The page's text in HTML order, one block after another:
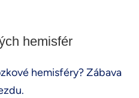
hemisfér
hemisféry? Zábava